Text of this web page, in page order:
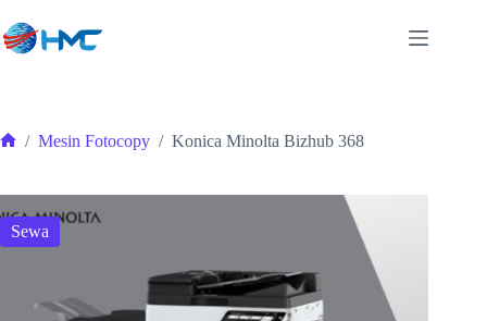
to
content
/ Mesin Fotocopy / Konica Minolta Bizhub 368
Sewa